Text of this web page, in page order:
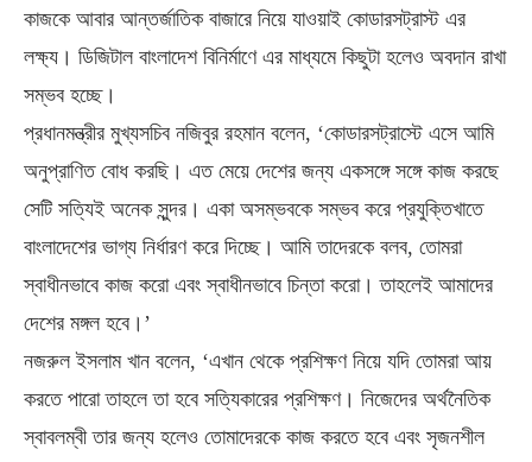
কাজকে আবার আন্তর্জাতিক বাজারে নিয়ে যাওয়াই কোডারসট্রাস্ট এর
লক্ষ্য। ডিজিটাল বাংলাদেশ বিনির্মাণে এর মাধ্যমে কিছুটা হলেও অবদান রাখা
সম্ভব হচ্ছে।
প্রধানমন্ত্রীর মুখ্যসচিব নজিবুর রহমান বলেন, ‘কোডারসট্রাস্টে এসে আমি
অনুপ্রাণিত বোধ করছি। এত মেয়ে দেশের জন্য একসঙ্গে সঙ্গে কাজ করছে
সেটি সত্যিই অনেক সুন্দর। একা অসম্ভবকে সম্ভব করে প্রযুক্তিখাতে
বাংলাদেশের ভাগ্য নির্ধারণ করে দিচ্ছে। আমি তাদেরকে বলব, তোমরা
স্বাধীনভাবে কাজ করো এবং স্বাধীনভাবে চিন্তা করো। তাহলেই আমাদের
দেশের মঙ্গল হবে।’
নজরুল ইসলাম খান বলেন, ‘এখান থেকে প্রশিক্ষণ নিয়ে যদি তোমরা আয়
করতে পারো তাহলে তা হবে সত্যিকারের প্রশিক্ষণ। নিজেদের অর্থনৈতিক
স্বাবলম্বী তার জন্য হলেও তোমাদেরকে কাজ করতে হবে এবং সৃজনশীল